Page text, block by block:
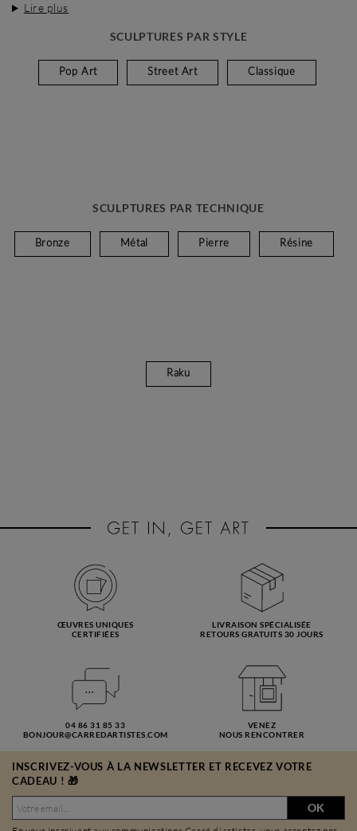
Lire plus
SCULPTURES PAR STYLE
Pop Art Street Art Classique
SCULPTURES PAR TECHNIQUE
Bronze Métal Pierre Résine
Raku
ŒUVRES UNIQUES
CERTIFIÉES
LIVRAISON SPÉCIALISÉE
RETOURS GRATUITS 30 JOURS
04 86 31 85 33
BONJOUR@CARREDARTISTES.COM
VENEZ
NOUS RENCONTRER
INSCRIVEZ-VOUS À LA NEWSLETTER ET RECEVEZ VOTRE
CADEAU ! 🎁
OK